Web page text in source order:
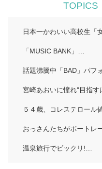
TOPICS
日本一かわいい高校生「
「MUSIC BANK」…
話題沸騰中「BAD」パフ
宮崎あおいに憧れ"目指
５４歳、コレステロール
おっさんたちがボートレ
温泉旅行でビックリ!…